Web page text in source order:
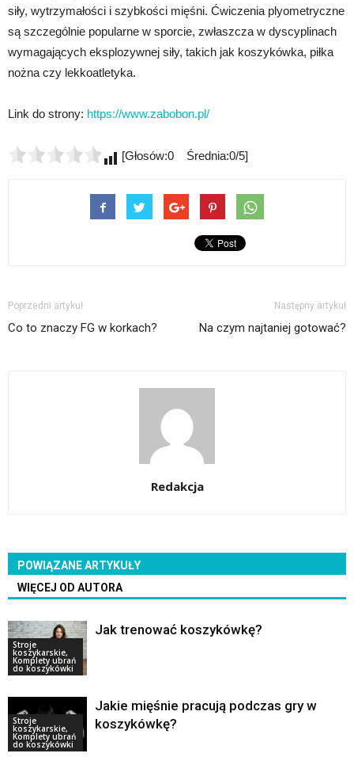
siły, wytrzymałości i szybkości mięśni. Ćwiczenia plyometryczne
są szczególnie popularne w sporcie, zwłaszcza w dyscyplinach
wymagających eksplozywnej siły, takich jak koszykówka, piłka
nożna czy lekkoatletyka.
Link do strony: https://www.zabobon.pl/
[Głosów:0 Średnia:0/5]
Poprzedni artykuł
Co to znaczy FG w korkach?
Następny artykuł
Na czym najtaniej gotować?
Redakcja
POWIĄZANE ARTYKUŁY
WIĘCEJ OD AUTORA
Stroje
koszykarskie,
Komplety ubrań
do koszykówki
Jak trenować koszykówkę?
Stroje
koszykarskie,
Komplety ubrań
do koszykówki
Jakie mięśnie pracują podczas gry w
koszykówkę?